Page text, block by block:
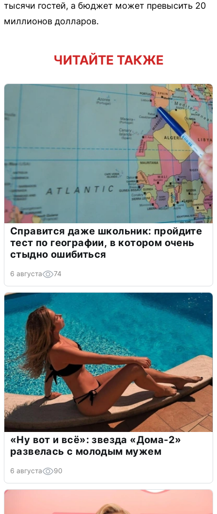
тысячи гостей, а бюджет может превысить 20
миллионов долларов.
ЧИТАЙТЕ ТАКЖЕ
Справится даже школьник: пройдите
тест по географии, в котором очень
стыдно ошибиться
6 августа 74
«Ну вот и всё»: звезда «Дома-2»
развелась с молодым мужем
6 августа 90